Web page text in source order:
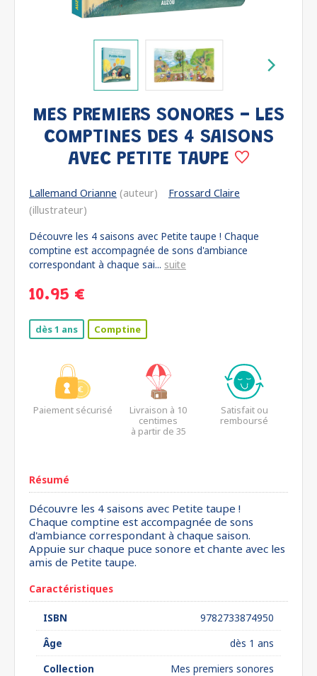
MES PREMIERS SONORES - LES
COMPTINES DES 4 SAISONS
AVEC PETITE TAUPE
Lallemand Orianne (auteur)
Frossard Claire
(illustrateur)
Découvre les 4 saisons avec Petite taupe ! Chaque
comptine est accompagnée de sons d'ambiance
correspondant à chaque sai... suite
10.95 €
dès 1 ans Comptine
Paiement sécurisé
Livraison à 10
centimes
à partir de 35
Satisfait ou
remboursé
Résumé
Découvre les 4 saisons avec Petite taupe !
Chaque comptine est accompagnée de sons
d'ambiance correspondant à chaque saison.
Appuie sur chaque puce sonore et chante avec les
amis de Petite taupe.
Caractéristiques
ISBN
9782733874950
Âge
dès 1 ans
Collection
Mes premiers sonores